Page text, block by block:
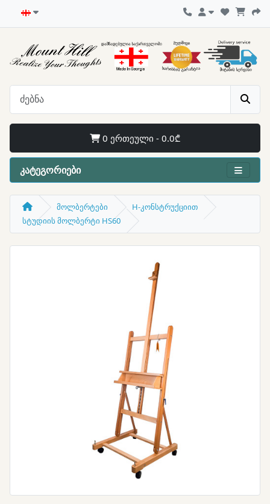
0 ერთეული - 0.0₾
კატეგორიები
მოლბერტები
H-კონსტრუქციით
სტუდიის მოლბერტი HS60